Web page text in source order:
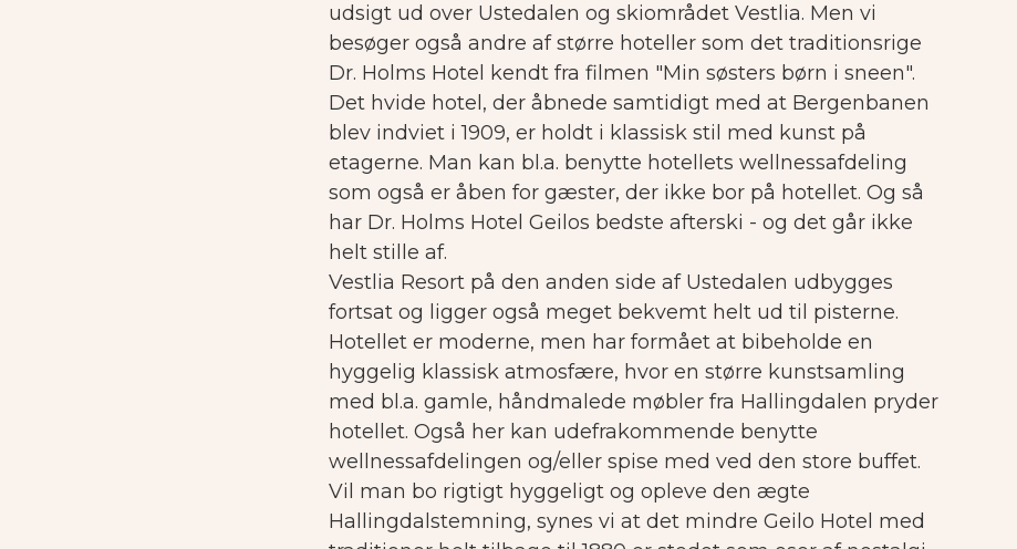
udsigt ud over Ustedalen og skiområdet Vestlia. Men vi
besøger også andre af større hoteller som det traditionsrige
Dr. Holms Hotel kendt fra filmen "Min søsters børn i sneen".
Det hvide hotel, der åbnede samtidigt med at Bergenbanen
blev indviet i 1909, er holdt i klassisk stil med kunst på
etagerne. Man kan bl.a. benytte hotellets wellnessafdeling
som også er åben for gæster, der ikke bor på hotellet. Og så
har Dr. Holms Hotel Geilos bedste afterski - og det går ikke
helt stille af.
Vestlia Resort på den anden side af Ustedalen udbygges
fortsat og ligger også meget bekvemt helt ud til pisterne.
Hotellet er moderne, men har formået at bibeholde en
hyggelig klassisk atmosfære, hvor en større kunstsamling
med bl.a. gamle, håndmalede møbler fra Hallingdalen pryder
hotellet. Også her kan udefrakommende benytte
wellnessafdelingen og/eller spise med ved den store buffet.
Vil man bo rigtigt hyggeligt og opleve den ægte
Hallingdalstemning, synes vi at det mindre Geilo Hotel med